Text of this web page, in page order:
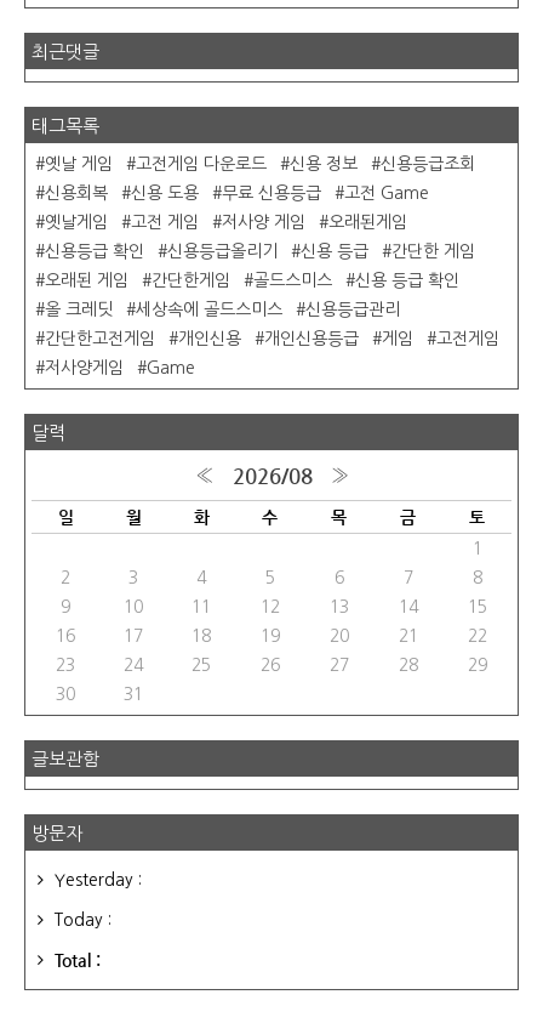
최근댓글
태그목록
옛날 게임 고전게임 다운로드 신용 정보
신용등급조회
신용회복
신용 도용 무료 신용등급
고전 Game
옛날게임
고전 게임 저사양 게임
오래된게임
신용등급 확인
신용등급올리기 신용 등급
간단한 게임
오래된 게임
간단한게임 골드스미스
신용 등급 확인
올 크레딧
세상속에 골드스미스
신용등급관리
간단한고전게임
개인신용 개인신용등급 게임
고전게임
저사양게임
Game
달력
« 2026/08 »
일 월 화 수 목 금 토
1
2
3 4 5 6 7
8
9
10 11 12 13 14
15
16
17 18 19 20 21
22
23
24 25 26 27 28
29
30
31
글보관함
방문자
Yesterday :
Today :
Total :